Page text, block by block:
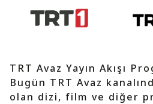
TRT Avaz Yayın Akışı
Bugün TRT Avaz
olan dizi, film ve diğer